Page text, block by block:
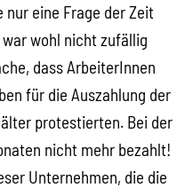
nur eine Frage der Zeit
wohl nicht zufällig
dass ArbeiterInnen
für die Auszahlung der
protestierten. Bei der
nicht mehr bezahlt!
Unternehmen, die die